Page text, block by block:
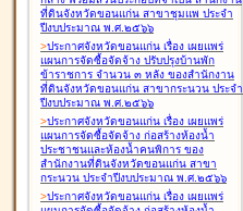
ที่ดินจังหวัดขอนแก่น สาขาชุมแพ ประจำ
ปีงบประมาณ พ.ศ.๒๕๖๖
>ประกาศจังหวัดขอนแก่น เรื่อง เผยแพร่
แผนการจัดซื้อจัดจ้าง ปรับปรุงบ้านพัก
ข้าราชการ จำนวน ๓ หลัง ของสำนักงาน
ที่ดินจังหวัดขอนแก่น สาขากระนวน ประจำ
ปีงบประมาณ พ.ศ.๒๕๖๖
>ประกาศจังหวัดขอนแก่น เรื่อง เผยแพร่
แผนการจัดซื้อจัดจ้าง ก่อสร้างห้องน้ำ
ประชาชนและห้องน้ำคนพิการ ของ
สำนักงานที่ดินจังหวัดขอนแก่น สาขา
กระนวน ประจำปีงบประมาณ พ.ศ.๒๕๖๖
>ประกาศจังหวัดขอนแก่น เรื่อง เผยแพร่